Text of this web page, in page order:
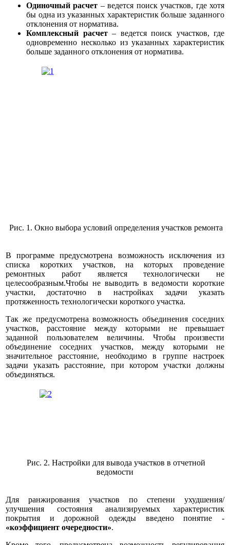
Одиночный расчет – ведется поиск участков, где хотя
бы одна из указанных характеристик больше заданного
отклонения от норматива.
Комплексный расчет– ведется поиск участков, где
одновременно несколько из указанных характеристик
больше заданного отклонения от норматива.
Рис. 1. Окно выбора условий определения участков ремонта
В программе предусмотрена возможность исключения из
списка коротких участков, на которых проведение
ремонтных работ является технологически не
целесообразным.Чтобы не выводить в ведомости короткие
участки, достаточно в настройках задачи указать
протяженность технологически короткого участка.
Так же предусмотрена возможность объединения соседних
участков, расстояние между которыми не превышает
заданной пользователем величины. Чтобы произвести
объединение соседних участков, между которыми не
значительное расстояние, необходимо в группе настроек
задачи указать расстояние, при котором участки должны
объединяться.
Рис. 2. Настройки для вывода участков в отчетной
ведомости
Для ранжирования участков по степени ухудшения/
улучшения состояния анализируемых характеристик
покрытия и дорожной одежды введено понятие -
«коэффициент очередности».